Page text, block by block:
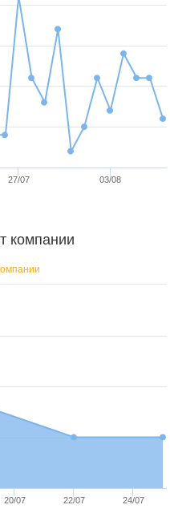
27/07 03/08
компании
20/07 22/07 24/07